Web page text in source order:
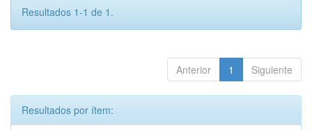
Resultados 1-1 de 1.
Anterior 1 Siguiente
Resultados por ítem: